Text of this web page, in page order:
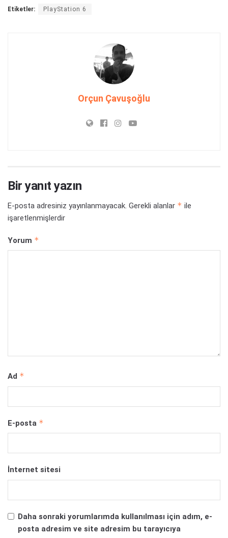
Etiketler: PlayStation 6
Orçun Çavuşoğlu
Bir yanıt yazın
E-posta adresiniz yayınlanmayacak. Gerekli alanlar * ile
işaretlenmişlerdir
Yorum *
Ad *
E-posta *
İnternet sitesi
Daha sonraki yorumlarımda kullanılması için adım, e-
posta adresim ve site adresim bu tarayıcıya